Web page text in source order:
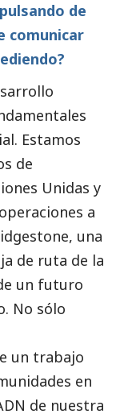
de
comunicar
Estamos
de
Unidas y
a
una
de ruta de la
un futuro
No sólo
un trabajo
en
de nuestra